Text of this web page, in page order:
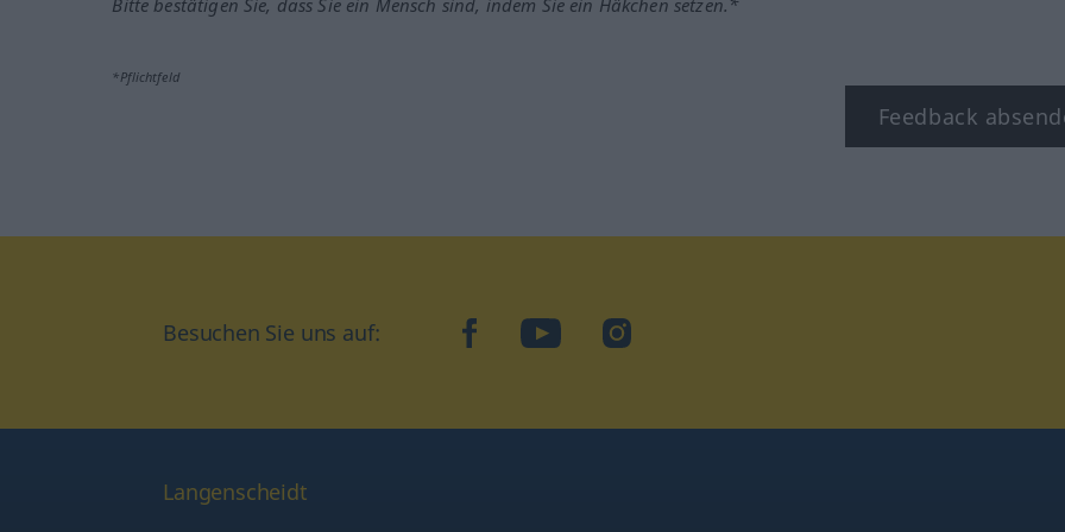
Bitte bestätigen Sie, dass Sie ein Mensch sind, indem Sie ein Häkchen setzen.*
*Pflichtfeld
Feedback
Besuchen Sie uns auf: facebookYouTubeInstagram
Langenscheidt